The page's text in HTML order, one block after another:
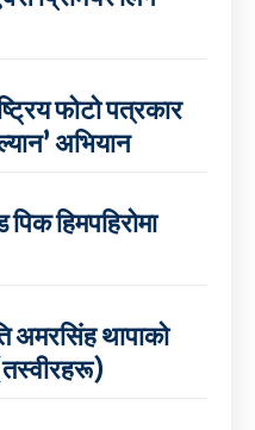
फोटो पत्रकार
अभियान
हिमपहिरोमा
अमरसिंह थापाको